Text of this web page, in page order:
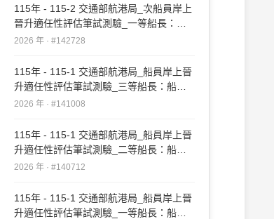
115年 - 115-2 交通部航港局_次船員岸上
晉升適任性評估筆試測驗_一等船長：船
長實務#142728
2026 年 · #142728
115年 - 115-1 交通部航港局_船員岸上晉
升適任性評估筆試測驗_三等船長：船長
實務#141008
2026 年 · #141008
115年 - 115-1 交通部航港局_船員岸上晉
升適任性評估筆試測驗_二等船長：船長
實務#140712
2026 年 · #140712
115年 - 115-1 交通部航港局_船員岸上晉
升適任性評估筆試測驗_一等船長：船長